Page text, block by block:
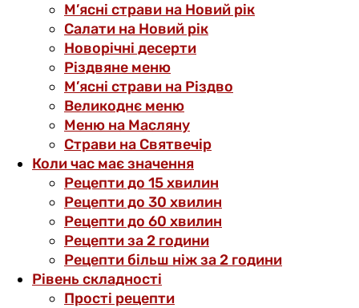
М’ясні страви на Новий рік
Салати на Новий рік
Новорічні десерти
Різдвяне меню
М’ясні страви на Різдво
Великоднє меню
Меню на Масляну
Страви на Святвечір
Коли час має значення
Рецепти до 15 хвилин
Рецепти до 30 хвилин
Рецепти до 60 хвилин
Рецепти за 2 години
Рецепти більш ніж за 2 години
Рівень складності
Прості рецепти